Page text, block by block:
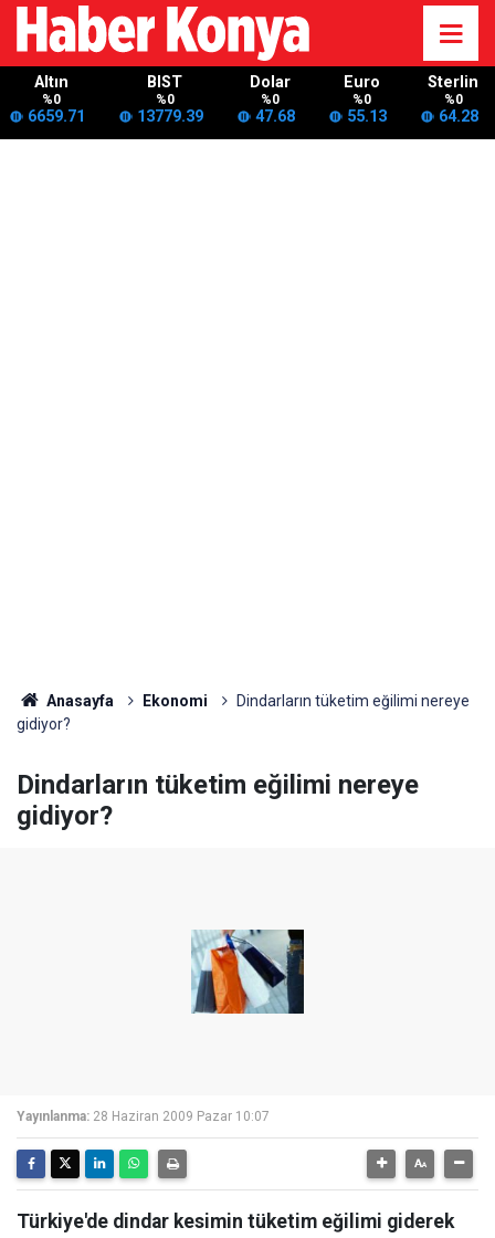
Altın
%0
6659.71
BIST
%0
13779.39
Dolar
%0
47.68
Euro
%0
55.13
Sterlin
%0
64.28
Anasayfa Ekonomi
Dindarların tüketim eğilimi nereye
gidiyor?
Dindarların tüketim eğilimi nereye
gidiyor?
Yayınlanma: 28 Haziran 2009 Pazar 10:07
Türkiye'de dindar kesimin tüketim eğilimi giderek